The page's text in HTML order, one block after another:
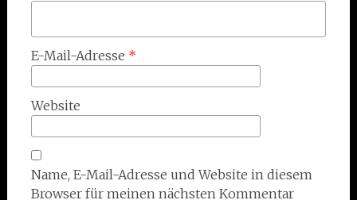
E-Mail-Adresse *
Website
Name, E-Mail-Adresse und Website in diesem
Browser für meinen nächsten Kommentar